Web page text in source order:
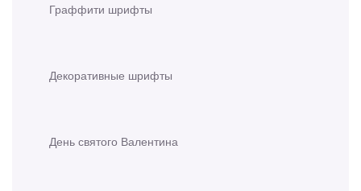
Граффити шрифты
Декоративные шрифты
День святого Валентина